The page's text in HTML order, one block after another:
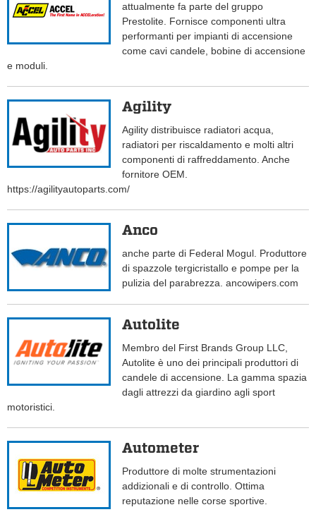
attualmente fa parte del gruppo
Prestolite. Fornisce componenti ultra
performanti per impianti di accensione
come cavi candele, bobine di accensione
e moduli.
Agility
Agility distribuisce radiatori acqua,
radiatori per riscaldamento e molti altri
componenti di raffreddamento. Anche
fornitore OEM.
https://agilityautoparts.com/
Anco
anche parte di Federal Mogul. Produttore
di spazzole tergicristallo e pompe per la
pulizia del parabrezza. ancowipers.com
Autolite
Membro del First Brands Group LLC,
Autolite è uno dei principali produttori di
candele di accensione. La gamma spazia
dagli attrezzi da giardino agli sport
motoristici.
Autometer
Produttore di molte strumentazioni
addizionali e di controllo. Ottima
reputazione nelle corse sportive.